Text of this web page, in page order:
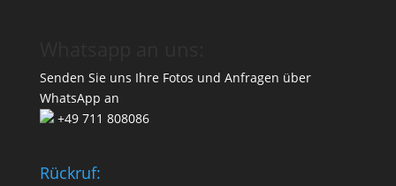
Senden Sie uns Ihre Fotos und Anfragen über
WhatsApp an
+49 711 808086
Rückruf: